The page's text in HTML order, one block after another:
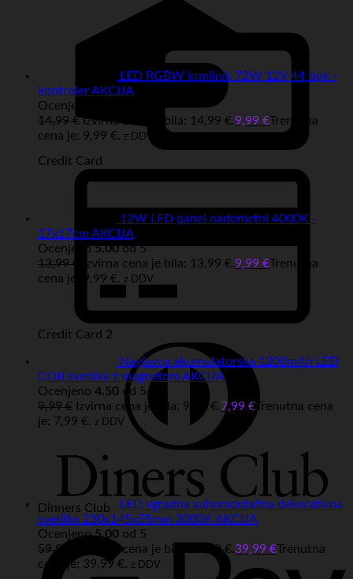
Credit Card
Credit Card 2
Dinners Club
LED RGBW krmilnik 72W 12V 44 tipk -
kontroler AKCIJA
Ocenjeno
14,99€ Izvirna cena je bila: 14,99 €.9,99 €Trenutna
cena je: 9,99 €. z DDV
12W LED panel nadometni 4000K -
17x17cm AKCIJA
Ocenjeno5.00od 5
13,99€ Izvirna cena je bila: 13,99 €.9,99 €Trenutna
cena je: 9,99 €. z DDV
Naglavna akumulatorska 1200mAh LED
COB svetilka z magnetom AKCIJA
Ocenjeno 4.50 od 5
9,99€ Izvirna cena je bila: 9,99 €.7,99 € Trenutna cena
je: 7,99 €. z DDV
LED vgradna suhomontažna dekorativna
svetilka 230x145x55mm 3000K AKCIJA
Ocenjeno5.00 od 5
59,99
Izvirna cena je bila: 59,99 €.39,99 €Trenutna
cena je: 39,99 €. z DDV